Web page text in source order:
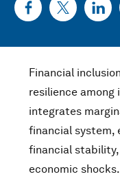
Financial
resilience among
integrates
financial system,
financial
economic